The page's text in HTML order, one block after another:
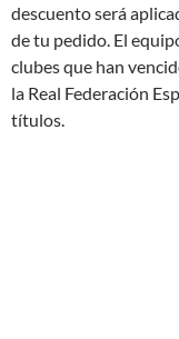
descuento será
de tu pedido. El
clubes que han
la Real Federación
títulos.